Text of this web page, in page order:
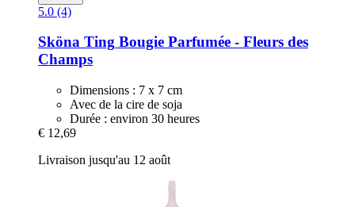
5.0 (4)
Sköna Ting Bougie Parfumée -​ Fleurs des
Champs
Dimensions : 7 x 7 cm
Avec de la cire de soja
Durée : environ 30 heures
€ 12,69
Livraison jusqu'au 12 août